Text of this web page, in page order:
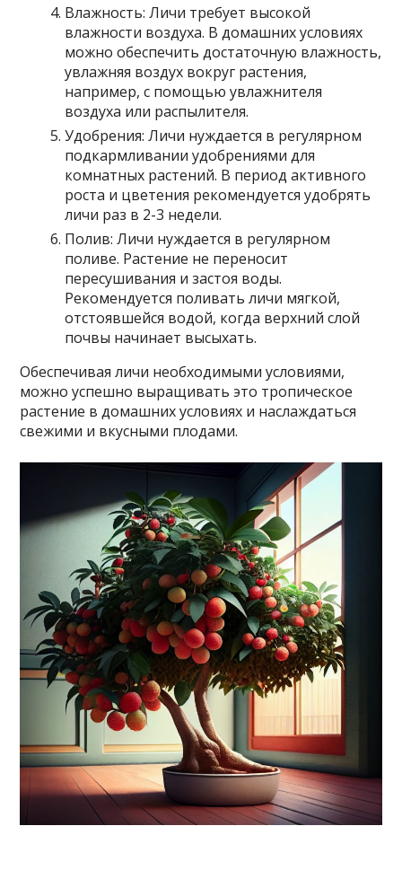
Влажность: Личи требует высокой
влажности воздуха. В домашних условиях
можно обеспечить достаточную влажность,
увлажняя воздух вокруг растения,
например, с помощью увлажнителя
воздуха или распылителя.
Удобрения: Личи нуждается в регулярном
подкармливании удобрениями для
комнатных растений. В период активного
роста и цветения рекомендуется удобрять
личи раз в 2-3 недели.
Полив: Личи нуждается в регулярном
поливе. Растение не переносит
пересушивания и застоя воды.
Рекомендуется поливать личи мягкой,
отстоявшейся водой, когда верхний слой
почвы начинает высыхать.
Обеспечивая личи необходимыми условиями,
можно успешно выращивать это тропическое
растение в домашних условиях и наслаждаться
свежими и вкусными плодами.